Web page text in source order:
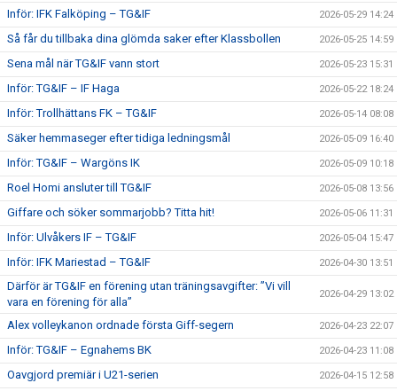
Inför: IFK Falköping – TG&IF 2026-05-29 14:24
Så får du tillbaka dina glömda saker efter Klassbollen 2026-05-25 14:59
Sena mål när TG&IF vann stort 2026-05-23 15:31
Inför: TG&IF – IF Haga 2026-05-22 18:24
Inför: Trollhättans FK – TG&IF 2026-05-14 08:08
Säker hemmaseger efter tidiga ledningsmål 2026-05-09 16:40
Inför: TG&IF – Wargöns IK 2026-05-09 10:18
Roel Homi ansluter till TG&IF 2026-05-08 13:56
Giffare och söker sommarjobb? Titta hit! 2026-05-06 11:31
Inför: Ulvåkers IF – TG&IF 2026-05-04 15:47
Inför: IFK Mariestad – TG&IF 2026-04-30 13:51
Därför är TG&IF en förening utan träningsavgifter: ”Vi vill
vara en förening för alla”
2026-04-29 13:02
Alex volleykanon ordnade första Giff-segern 2026-04-23 22:07
Inför: TG&IF – Egnahems BK 2026-04-23 11:08
Oavgjord premiär i U21-serien 2026-04-15 12:58